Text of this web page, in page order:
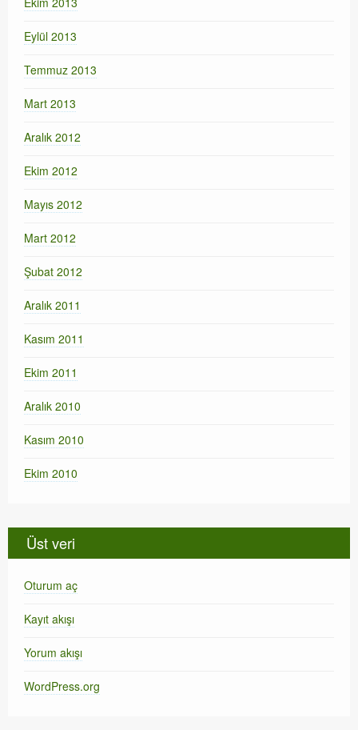
Eylül 2013
Temmuz 2013
Mart 2013
Aralık 2012
Ekim 2012
Mayıs 2012
Mart 2012
Şubat 2012
Aralık 2011
Kasım 2011
Ekim 2011
Aralık 2010
Kasım 2010
Ekim 2010
Üst veri
Oturum aç
Kayıt akışı
Yorum akışı
WordPress.org